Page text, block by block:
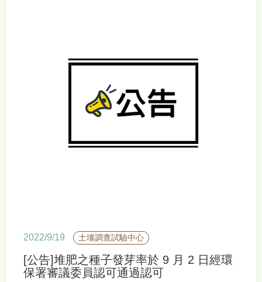
2022/9/19 土壤調查試驗中心
[公告]堆肥之種子發芽率於 9 月 2 日經環
保署審議委員認可通過認可